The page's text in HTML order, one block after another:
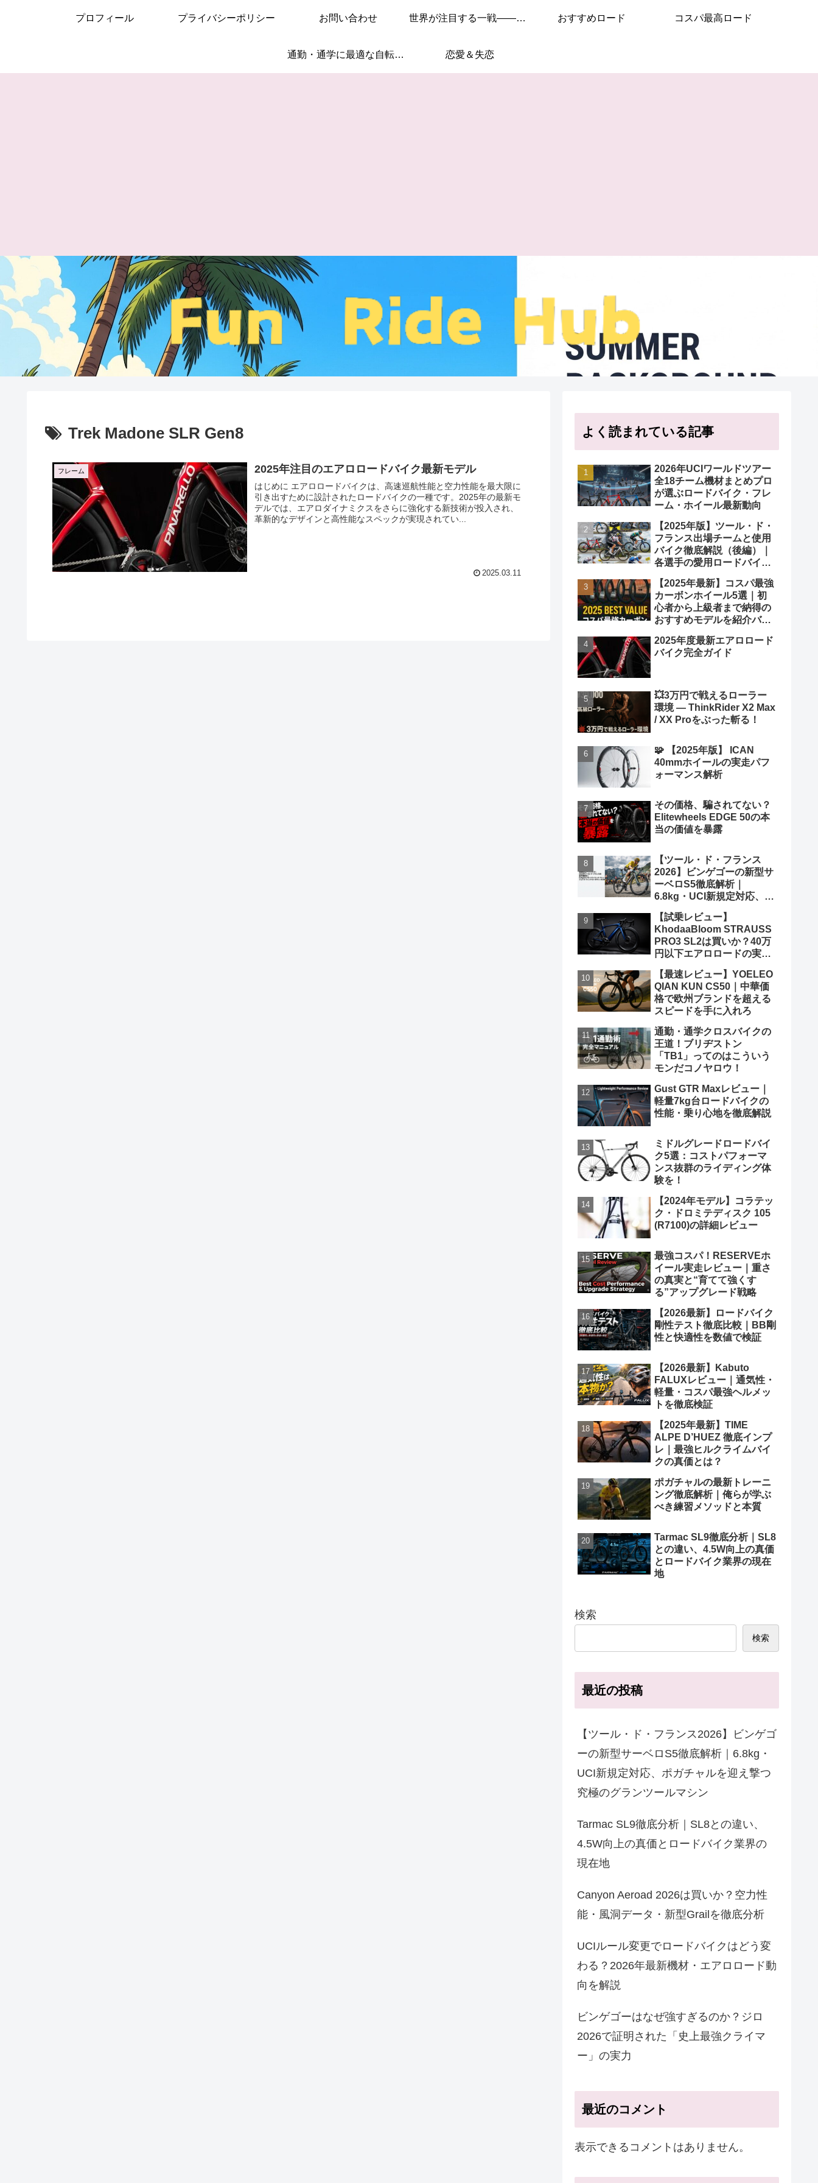
プロフィール プライバシーポリシー お問い合わせ 世界が注目する一戦——このレースを見逃すな！ おすすめロード コスパ最高ロード
通勤・通学に最適な自転車はこれ！ 恋愛＆失恋
Trek Madone SLR Gen8
フレーム 2025年注目のエアロロードバイク最新モデル
はじめに エアロロードバイクは、高速巡航性能と空力性能を最大限に
引き出すために設計されたロードバイクの一種です。2025年の最新モ
デルでは、エアロダイナミクスをさらに強化する新技術が投入され、
革新的なデザインと高性能なスペックが実現されてい...
2025.03.11
よく読まれている記事
2026年UCIワールドツアー
全18チーム機材まとめプロ
が選ぶロードバイク・フレ
ーム・ホイール最新動向
【2025年版】ツール・ド・
フランス出場チームと使用
バイク徹底解説（後編）｜
各選手の愛用ロードバイク
【2025年最新】コスパ最強
カーボンホイール5選｜初
心者から上級者まで納得の
おすすめモデルを紹介バカ
2025年度最新エアロロード
バイク完全ガイド
💥3万円で戦えるローラー
環境 ― ThinkRider X2 Max
/ XX Proをぶった斬る！
🧩 【2025年版】 ICAN
40mmホイールの実走パフ
ォーマンス解析
その価格、騙されてない？
Elitewheels EDGE 50の本
当の価値を暴露
【ツール・ド・フランス
2026】ビンゲゴーの新型サ
ーベロS5徹底解析｜
6.8kg・UCI新規定対応、ポ
グランツールマシン
【試乗レビュー】
KhodaaBloom STRAUSS
PRO3 SL2は買いか？40万
円以下エアロロードの実力
斬る
【最速レビュー】YOELEO
QIAN KUN CS50｜中華価
格で欧州ブランドを超える
スピードを手に入れろ
通勤・通学クロスバイクの
王道！ブリヂストン
「TB1」ってのはこういう
モンだコノヤロウ！
Gust GTR Maxレビュー｜
軽量7kg台ロードバイクの
性能・乗り心地を徹底解説
ミドルグレードロードバイ
ク5選：コストパフォーマ
ンス抜群のライディング体
験を！
【2024年モデル】コラテッ
ク・ドロミテディスク 105
(R7100)の詳細レビュー
最強コスパ！RESERVEホ
イール実走レビュー｜重さ
の真実と“育てて強くす
る”アップグレード戦略
【2026最新】ロードバイク
剛性テスト徹底比較｜BB剛
性と快適性を数値で検証
【2026最新】Kabuto
FALUXレビュー｜通気性・
軽量・コスパ最強ヘルメッ
トを徹底検証
【2025年最新】TIME
ALPE D’HUEZ 徹底インプ
レ｜最強ヒルクライムバイ
クの真価とは？
ポガチャルの最新トレーニ
ング徹底解析｜俺らが学ぶ
べき練習メソッドと本質
Tarmac SL9徹底分析｜SL8
との違い、4.5W向上の真価
とロードバイク業界の現在
地
検索
検索
最近の投稿
【ツール・ド・フランス2026】ビンゲゴ
ーの新型サーベロS5徹底解析｜6.8kg・
UCI新規定対応、ポガチャルを迎え撃つ
究極のグランツールマシン
Tarmac SL9徹底分析｜SL8との違い、
4.5W向上の真価とロードバイク業界の
現在地
Canyon Aeroad 2026は買いか？空力性
能・風洞データ・新型Grailを徹底分析
UCIルール変更でロードバイクはどう変
わる？2026年最新機材・エアロロード動
向を解説
ビンゲゴーはなぜ強すぎるのか？ジロ
2026で証明された「史上最強クライマ
ー」の実力
最近のコメント
表示できるコメントはありません。